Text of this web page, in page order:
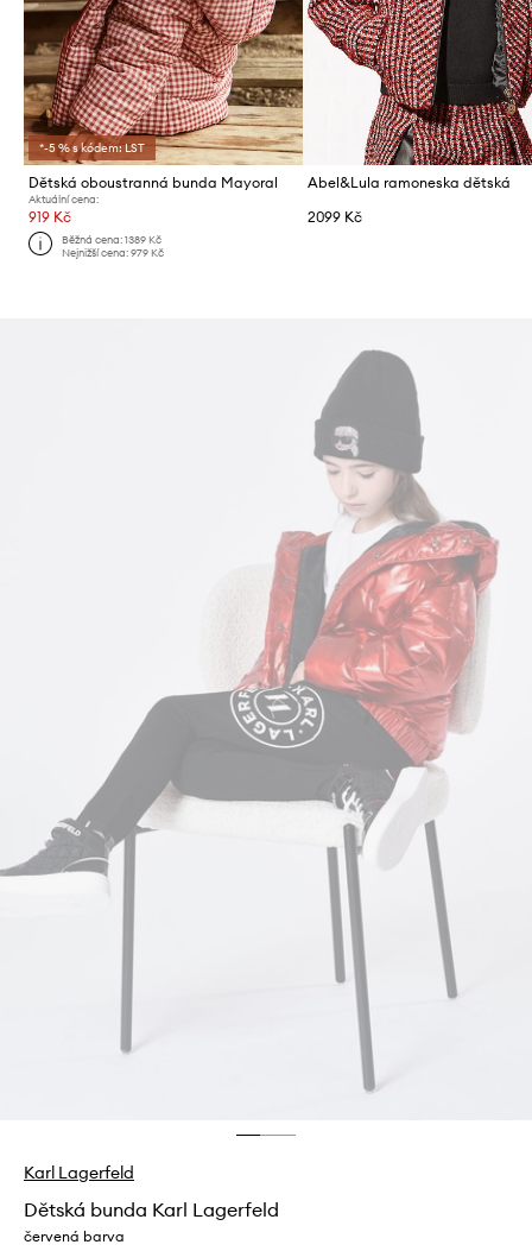
*-5 % s kódem: LST
Dětská oboustranná bunda Mayoral
Aktuální cena:
919 Kč
Běžná cena:1389 Kč
Nejnižší cena:979 Kč
Abel&Lula ramoneska dětská
2099 Kč
Karl Lagerfeld
Dětská bunda Karl Lagerfeld
červená barva